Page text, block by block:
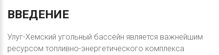
ВВЕДЕНИЕ
Улуг-Хемский угольный бассейн является важнейшим
ресурсом топливно-энергетического комплекса